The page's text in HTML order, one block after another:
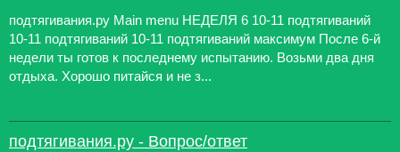
подтягивания.ру Main menu НЕДЕЛЯ 6 10-11 подтягиваний
10-11 подтягиваний 10-11 подтягиваний максимум После 6-й
недели ты готов к последнему испытанию. Возьми два дня
отдыха. Хорошо питайся и не з...
подтягивания.ру - Вопрос/ответ